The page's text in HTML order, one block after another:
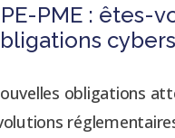
PME : êtes-
obligations